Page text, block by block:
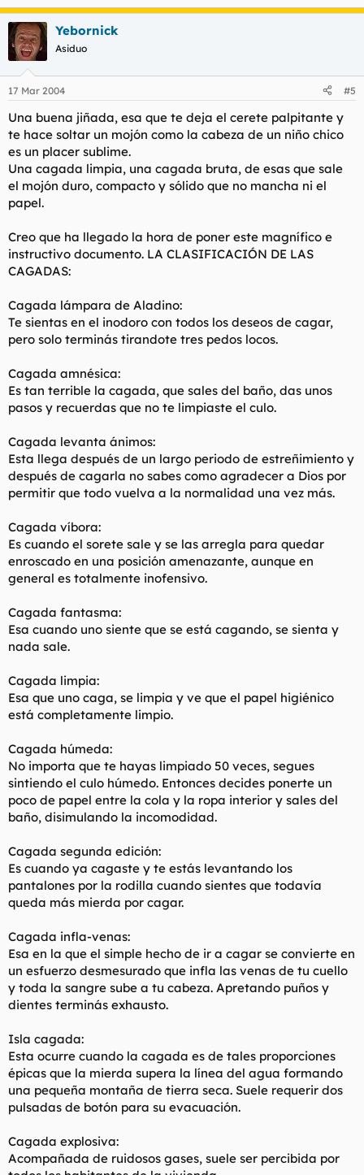
Yebornick
Asiduo
17 Mar 2004 #5
Una buena jiñada, esa que te deja el cerete palpitante y
te hace soltar un mojón como la cabeza de un niño chico
es un placer sublime.
Una cagada limpia, una cagada bruta, de esas que sale
el mojón duro, compacto y sólido que no mancha ni el
papel.
Creo que ha llegado la hora de poner este magnífico e
instructivo documento. LA CLASIFICACIÓN DE LAS
CAGADAS:
Cagada lámpara de Aladino:
Te sientas en el inodoro con todos los deseos de cagar,
pero solo terminás tirandote tres pedos locos.
Cagada amnésica:
Es tan terrible la cagada, que sales del baño, das unos
pasos y recuerdas que no te limpiaste el culo.
Cagada levanta ánimos:
Esta llega después de un largo periodo de estreñimiento y
después de cagarla no sabes como agradecer a Dios por
permitir que todo vuelva a la normalidad una vez más.
Cagada víbora:
Es cuando el sorete sale y se las arregla para quedar
enroscado en una posición amenazante, aunque en
general es totalmente inofensivo.
Cagada fantasma:
Esa cuando uno siente que se está cagando, se sienta y
nada sale.
Cagada limpia:
Esa que uno caga, se limpia y ve que el papel higiénico
está completamente limpio.
Cagada húmeda:
No importa que te hayas limpiado 50 veces, segues
sintiendo el culo húmedo. Entonces decides ponerte un
poco de papel entre la cola y la ropa interior y sales del
baño, disimulando la incomodidad.
Cagada segunda edición:
Es cuando ya cagaste y te estás levantando los
pantalones por la rodilla cuando sientes que todavía
queda más mierda por cagar.
Cagada infla-venas:
Esa en la que el simple hecho de ir a cagar se convierte en
un esfuerzo desmesurado que infla las venas de tu cuello
y toda la sangre sube a tu cabeza. Apretando puños y
dientes terminás exhausto.
Isla cagada:
Esta ocurre cuando la cagada es de tales proporciones
épicas que la mierda supera la línea del agua formando
una pequeña montaña de tierra seca. Suele requerir dos
pulsadas de botón para su evacuación.
Cagada explosiva:
Acompañada de ruidosos gases, suele ser percibida por